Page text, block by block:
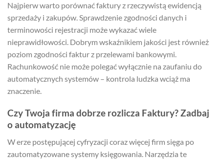
Najpierw warto porównać faktury z rzeczywistą ewidencją
sprzedaży i zakupów. Sprawdzenie zgodności danych i
terminowości rejestracji może wykazać wiele
nieprawidłowości. Dobrym wskaźnikiem jakości jest również
poziom zgodności faktur z przelewami bankowymi.
Rachunkowość nie może polegać wyłącznie na zaufaniu do
automatycznych systemów – kontrola ludzka wciąż ma
znaczenie.
Czy Twoja firma dobrze rozlicza Faktury? Zadbaj
o automatyzację
W erze postępującej cyfryzacji coraz więcej firm sięga po
zautomatyzowane systemy księgowania. Narzędzia te